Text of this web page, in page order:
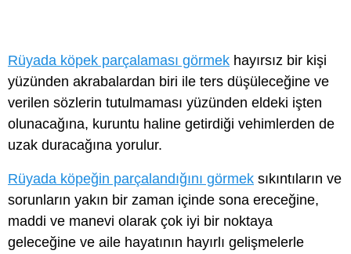
Rüyada köpek parçalaması görmek hayırsız bir kişi
yüzünden akrabalardan biri ile ters düşüleceğine ve
verilen sözlerin tutulmaması yüzünden eldeki işten
olunacağına, kuruntu haline getirdiği vehimlerden de
uzak duracağına yorulur.
Rüyada köpeğin parçalandığını görmek sıkıntıların ve
sorunların yakın bir zaman içinde sona ereceğine,
maddi ve manevi olarak çok iyi bir noktaya
geleceğine ve aile hayatının hayırlı gelişmelerle